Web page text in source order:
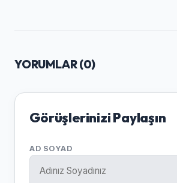
YORUMLAR (0)
Görüşlerinizi Paylaşın
AD SOYAD